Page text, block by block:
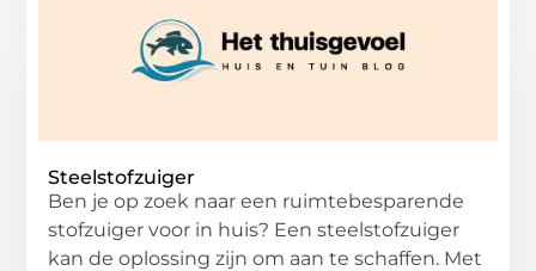
Steelstofzuiger
Ben je op zoek naar een ruimtebesparende
stofzuiger voor in huis? Een steelstofzuiger
kan de oplossing zijn om aan te schaffen. Met